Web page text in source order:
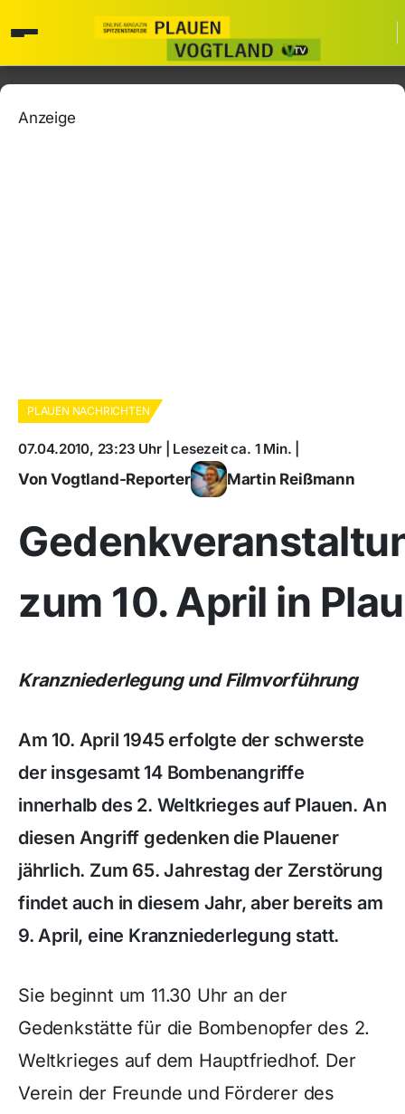
Anzeige
PLAUEN NACHRICHTEN
07.04.2010, 23:23 Uhr | Lesezeit ca. 1 Min. |
Von Vogtland-Reporter Martin Reißmann
zum 10. April in
Kranzniederlegung und Filmvorführung
Am 10. April 1945 erfolgte der schwerste
der insgesamt 14 Bombenangriffe
innerhalb des 2. Weltkrieges auf Plauen. An
diesen Angriff gedenken die Plauener
jährlich. Zum 65. Jahrestag der Zerstörung
findet auch in diesem Jahr, aber bereits am
9. April, eine Kranzniederlegung statt.
Sie beginnt um 11.30 Uhr an der
Gedenkstätte für die Bombenopfer des 2.
Weltkrieges auf dem Hauptfriedhof. Der
Verein der Freunde und Förderer des